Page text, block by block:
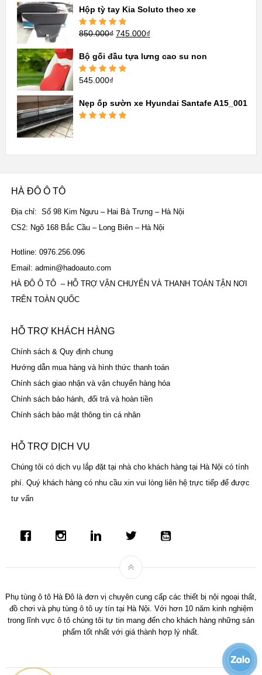
sao
Hộp tỳ tay Kia Soluto theo xe
Được xếp
850.000₫ 745.000₫
Bộ gối đầu tựa lưng cao su non
Được xếp
545.000₫
Nẹp ốp sườn xe Hyundai Santafe A15_001
HÀ ĐÔ Ô TÔ
Địa chỉ: Số 98 Kim Ngưu – Hai Bà Trưng – Hà Nội
CS2: Ngõ 168 Bắc Cầu – Long Biên – Hà Nội
Hotline: 0976.256.096
Email: admin@hadoauto.com
HÀ ĐÔ Ô TÔ – HỖ TRỢ VẬN CHUYỂN VÀ THANH TOÁN TẬN NƠI
TRÊN TOÀN QUỐC
HỖ TRỢ KHÁCH HÀNG
Chính sách & Quy định chung
Hướng dẫn mua hàng và hình thức thanh toán
Chính sách giao nhận và vận chuyển hàng hóa
Chính sách bảo hành, đổi trả và hoàn tiền
Chính sách bảo mật thông tin cá nhân
HỖ TRỢ DỊCH VỤ
Chúng tôi có dịch vụ lắp đặt tại nhà cho khách hàng tại Hà Nội có tính
phí. Quý khách hàng có nhu cầu xin vui lòng liên hệ trực tiếp để được
tư vấn
Phụ tùng ô tô Hà Đô là đơn vị chuyên cung cấp các thiết bị nội ngoại thất,
đồ chơi và phụ tùng ô tô uy tín tại Hà Nội. Với hơn 10 năm kinh nghiệm
trong lĩnh vực ô tô chúng tôi tự tin mang đến cho khách hàng những sản
phẩm tốt nhất với giá thành hợp lý nhất.